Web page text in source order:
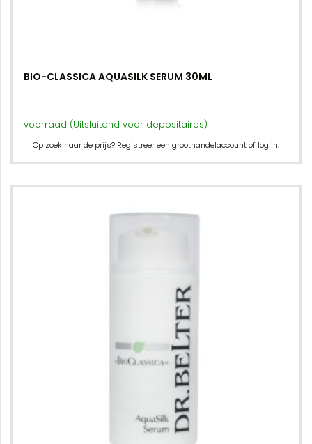
BIO-CLASSICA AQUASILK SERUM 30ML
voorraad (Uitsluitend voor depositaires)
Op zoek naar de prijs? Registreer een groothandelaccount of log in.